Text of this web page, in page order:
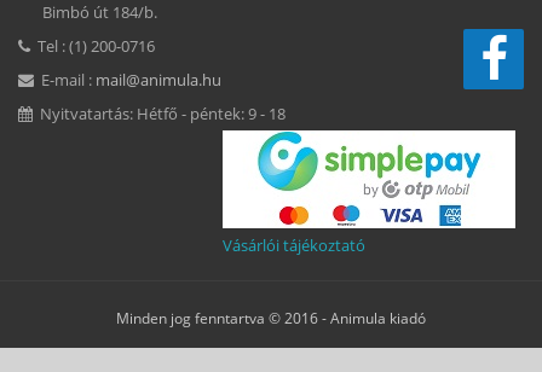
Bimbó út 184/b.
Tel : (1) 200-0716
E-mail : mail@animula.hu
Nyitvatartás: Hétfő - péntek: 9 - 18
Vásárlói tájékoztató
Minden jog fenntartva © 2016 -Animula kiadó